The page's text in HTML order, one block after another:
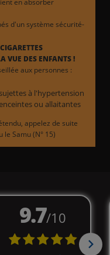
en absorber
d'un système sécurité-
VUE DES ENFANTS !
aux personnes :
à l'hypertension
ou allaitantes
appelez de suite
le Samu (N° 15)